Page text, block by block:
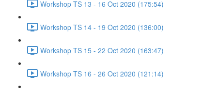
Workshop TS 13 - 16 Oct 2020 (175:54)
Workshop TS 14 - 19 Oct 2020 (136:00)
Workshop TS 15 - 22 Oct 2020 (163:47)
Workshop TS 16 - 26 Oct 2020 (121:14)